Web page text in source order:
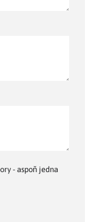
- aspoň jedna